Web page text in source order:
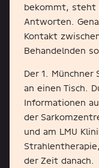
bekommt, steht
Antworten.
Kontakt
Behandelnden
Der 1.
an einen Tisch.
Informationen
der
und am LMU
der Zeit danach.